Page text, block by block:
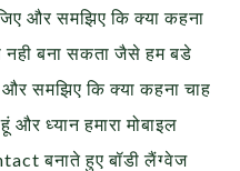
और समझिए कि क्या कहना
नही बना सकता जैसे हम बडे
समझिए कि क्या कहना चाह
और ध्यान हमारा मोबाइल
बनाते हुए बॉडी लैंग्वेज